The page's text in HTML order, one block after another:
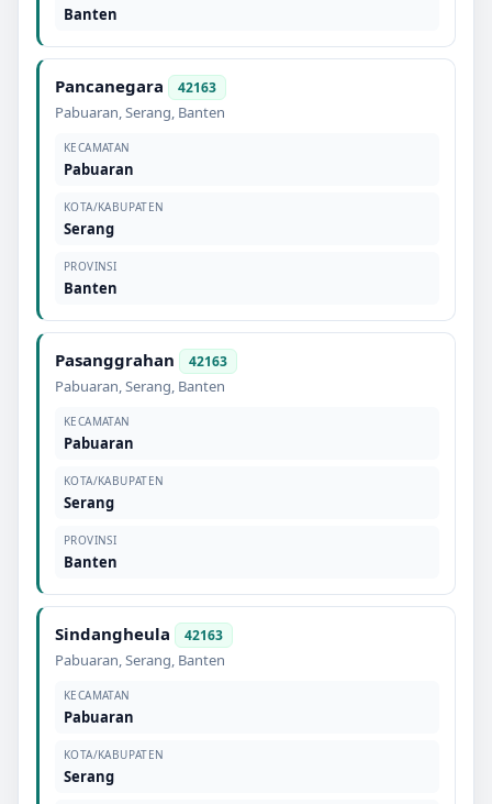
Banten
Pancanegara 42163
Pabuaran,Serang, Banten
KECAMATAN
Pabuaran
KOTA/KABUPATEN
Serang
PROVINSI
Banten
Pasanggrahan 42163
Pabuaran,Serang, Banten
KECAMATAN
Pabuaran
KOTA/KABUPATEN
Serang
PROVINSI
Banten
Sindangheula 42163
Pabuaran,Serang, Banten
KECAMATAN
Pabuaran
KOTA/KABUPATEN
Serang